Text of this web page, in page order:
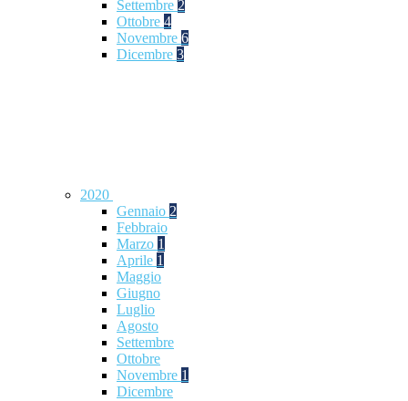
Settembre 2
Ottobre 4
Novembre 6
Dicembre 3
2020
Gennaio 2
Febbraio
Marzo 1
Aprile 1
Maggio
Giugno
Luglio
Agosto
Settembre
Ottobre
Novembre 1
Dicembre